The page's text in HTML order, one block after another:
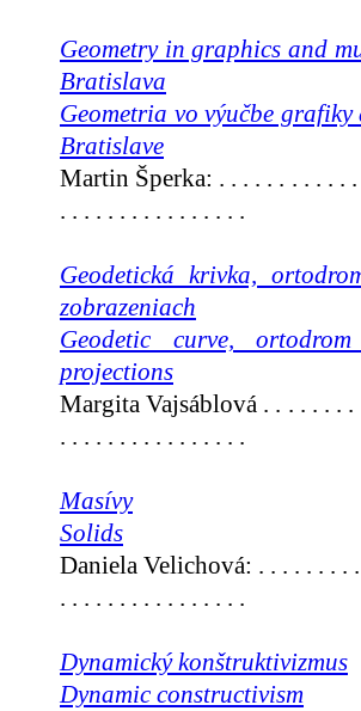
Geometry in graphics and
Bratislava
Geometria vo výučbe
Bratislave
Martin Šperka: . . . . . . . . . . .
. . . . . . . . . . . . . . . .
Geodetická krivka,
zobrazeniach
Geodetic curve,
projections
Margita Vajsáblová . . . . . . . .
. . . . . . . . . . . . . . . .
Masívy
Solids
Daniela Velichová: . . . . . . . .
. . . . . . . . . . . . . . . .
Dynamický konštruktivizmus
Dynamic constructivism